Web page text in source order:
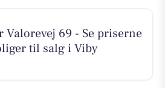
Valorevej 69 - Se priserne
til salg i Viby